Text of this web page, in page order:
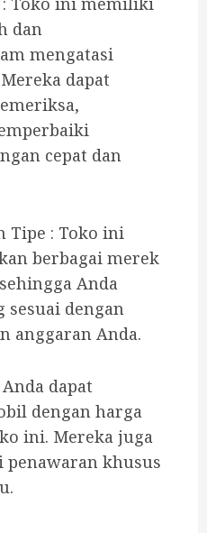
dan
mengatasi
dapat
cepat dan
Tipe : Toko ini
berbagai merek
Anda
sesuai dengan
anggaran Anda.
dapat
dengan harga
ini. Mereka juga
khusus